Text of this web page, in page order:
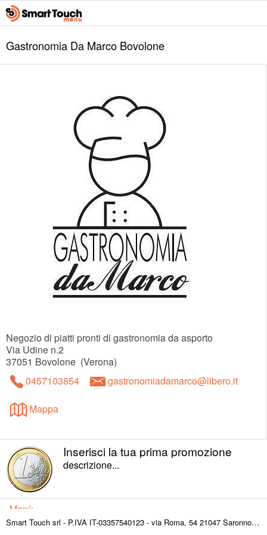
Gastronomia Da Marco Bovolone
Negozio di piatti pronti di gastronomia da asporto
Via Udine n.2
37051 Bovolone (Verona)
0457103854
gastronomiadamarco@libero.it
Mappa
Inserisci la tua prima promozione
descrizione...
Menù
Smart Touch srl - P.IVA IT-03357540123 - via Roma, 54 21047 Saronno (VA) ITALY